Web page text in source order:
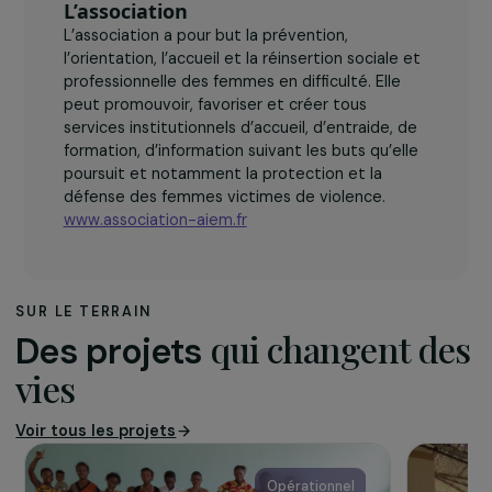
vécu de la rue. L’atelier propose ainsi aux
hébergées de pouvoir bénéficier de différents
soins esthétiques.
L’association
L’association a pour but la prévention,
l’orientation, l’accueil et la réinsertion sociale et
services institutionnels d’accueil, d’entraide, de
formation, d’information suivant les buts qu’elle
poursuit et notamment la protection et la
défense des femmes victimes de violence.
www.association-aiem.fr